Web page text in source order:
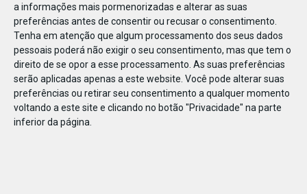
a informações mais pormenorizadas e alterar as suas
preferências antes de consentir ou recusar o consentimento.
Tenha em atenção que algum processamento dos seus dados
pessoais poderá não exigir o seu consentimento, mas que tem o
direito de se opor a esse processamento. As suas preferências
serão aplicadas apenas a este website. Você pode alterar suas
preferências ou retirar seu consentimento a qualquer momento
voltando a este site e clicando no botão "Privacidade" na parte
inferior da página.
1192792005160889